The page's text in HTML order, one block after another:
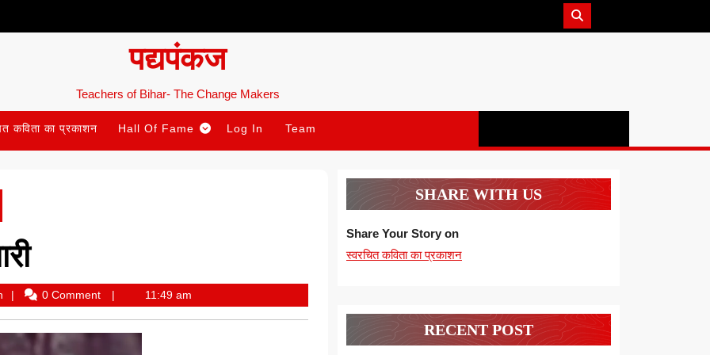
पद्यपंकज
Teachers of Bihar- The Change Makers
कविता का प्रकाशन Hall Of Fame Log In Team
Vijay
Bahadur
0 Comment 11:49 am
SHARE WITH US
Share Your Story on
स्वरचित कविता का प्रकाशन
RECENT POST